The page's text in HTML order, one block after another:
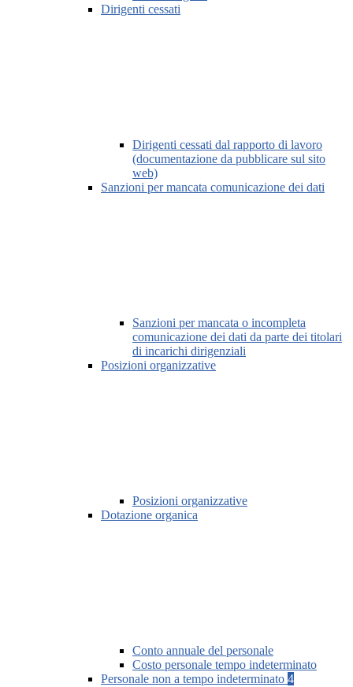
Dirigenti cessati
Dirigenti cessati dal rapporto di lavoro
(documentazione da pubblicare sul sito
web)
Sanzioni per mancata comunicazione dei dati
Sanzioni per mancata o incompleta
comunicazione dei dati da parte dei titolari
di incarichi dirigenziali
Posizioni organizzative
Posizioni organizzative
Dotazione organica
Conto annuale del personale
Costo personale tempo indeterminato
Personale non a tempo indeterminato 4